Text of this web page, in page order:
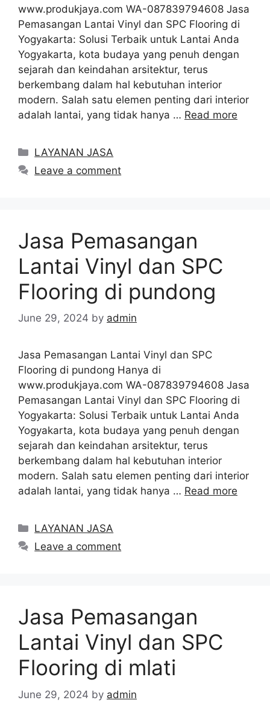
www.produkjaya.com WA-087839794608 Jasa
Pemasangan Lantai Vinyl dan SPC Flooring di
Yogyakarta: Solusi Terbaik untuk Lantai Anda
Yogyakarta, kota budaya yang penuh dengan
sejarah dan keindahan arsitektur, terus
berkembang dalam hal kebutuhan interior
modern. Salah satu elemen penting dari interior
adalah lantai, yang tidak hanya … Read more
Categories
LAYANAN JASA
Leave a comment
Jasa Pemasangan
Lantai Vinyl dan SPC
Flooring di pundong
June 29, 2024 by admin
Jasa Pemasangan Lantai Vinyl dan SPC
Flooring di pundong Hanya di
www.produkjaya.com WA-087839794608 Jasa
Pemasangan Lantai Vinyl dan SPC Flooring di
Yogyakarta: Solusi Terbaik untuk Lantai Anda
Yogyakarta, kota budaya yang penuh dengan
sejarah dan keindahan arsitektur, terus
berkembang dalam hal kebutuhan interior
modern. Salah satu elemen penting dari interior
adalah lantai, yang tidak hanya … Read more
Categories
LAYANAN JASA
Leave a comment
Jasa Pemasangan
Lantai Vinyl dan SPC
Flooring di mlati
June 29, 2024 by admin